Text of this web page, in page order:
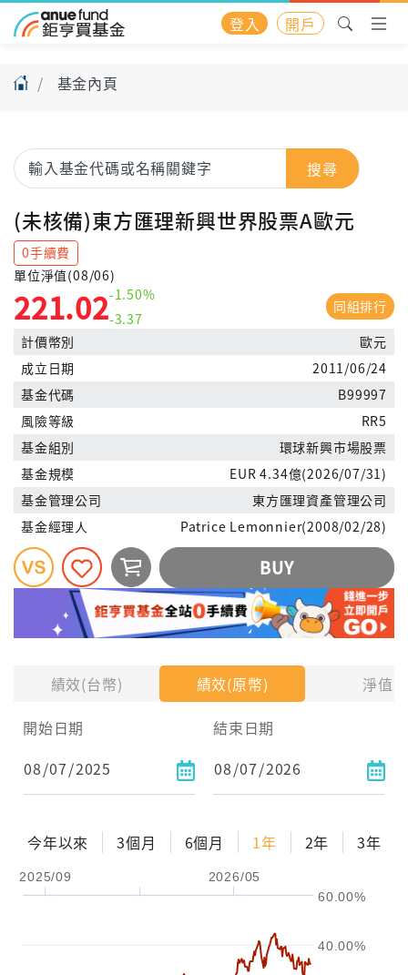
登入 開戶
基金內頁
績效(台幣) 績效(原幣)
淨值
開始日期
結束日期
今年以來 3個月 6個月 1年 2年 3年
2025/09 2026/05
40.00%
60.00%
搜尋
(未核備)東方匯理新興世界股票A歐元
0手續費
單位淨值(08/06)
221.02-1.50%
-3.37
同組排行
計價幣別
歐元
成立日期
2011/06/24
基金代碼
B99997
風險等級
RR5
基金組別
環球新興市場股票
基金規模
EUR 4.34億(2026/07/31)
基金管理公司
東方匯理資產管理公司
基金經理人
Patrice Lemonnier(2008/02/28)
BUY